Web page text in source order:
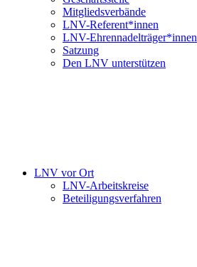
Mitgliedsverbände
LNV-Referent*innen
LNV-Ehrennadelträger*innen
Satzung
Den LNV unterstützen
LNV vor Ort
LNV-Arbeitskreise
Beteiligungsverfahren